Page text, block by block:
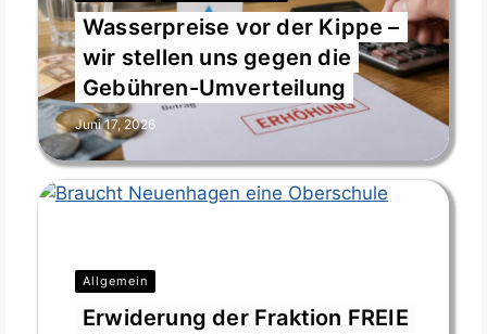
Wasserpreise vor der Kippe –
wir stellen uns gegen die
Gebühren-Umverteilung
Juni 17, 2026
Allgemein
Erwiderung der Fraktion FREIE